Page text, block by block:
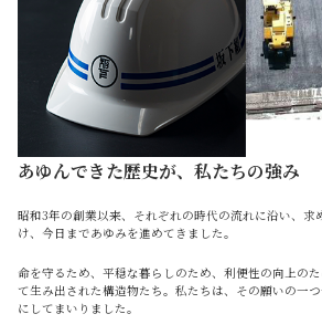
あゆんできた歴史が、私たちの強み
昭和3年の創業以来、それぞれの時代の流れに沿い、求
け、今日まであゆみを進めてきました。
命を守るため、平穏な暮らしのため、利便性の向上の
て生み出された構造物たち。私たちは、その願いの一
にしてまいりました。